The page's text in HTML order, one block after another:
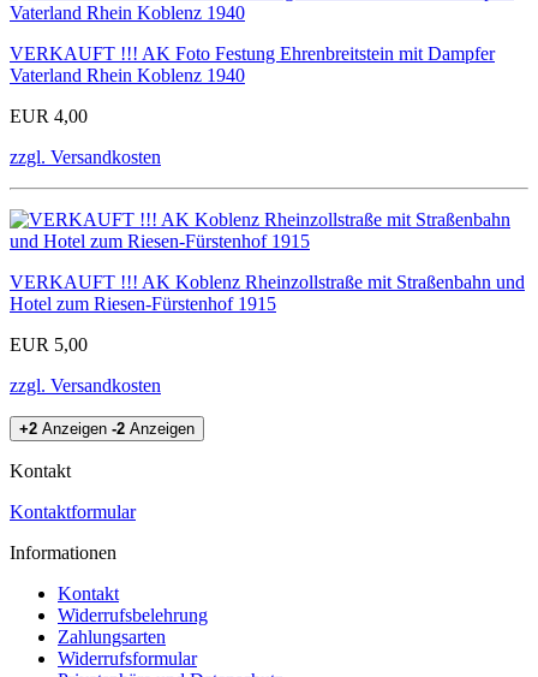
VERKAUFT !!! AK Foto Festung Ehrenbreitstein mit Dampfer
Vaterland Rhein Koblenz 1940
EUR 4,00
zzgl. Versandkosten
VERKAUFT !!! AK Koblenz Rheinzollstraße mit Straßenbahn und
Hotel zum Riesen-Fürstenhof 1915
EUR 5,00
zzgl. Versandkosten
+2 Anzeigen -2 Anzeigen
Kontakt
Kontaktformular
Informationen
Kontakt
Widerrufsbelehrung
Zahlungsarten
Widerrufsformular